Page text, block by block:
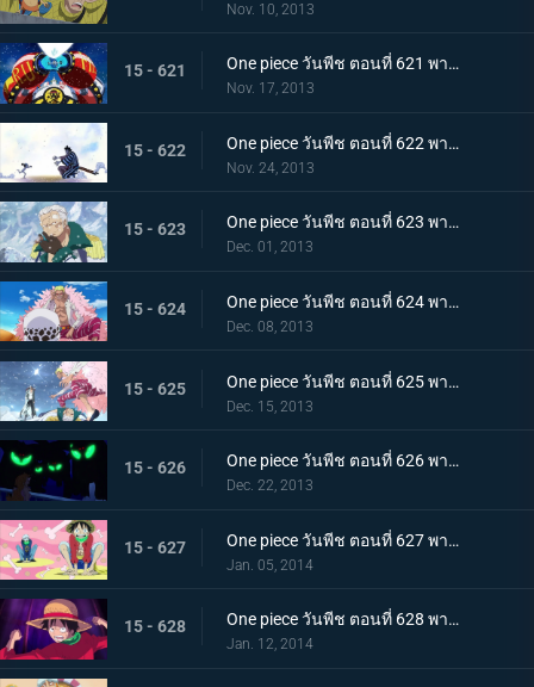
Nov. 10, 2013
15 - 621 One piece วันพีช ตอนที่ 621 พากย์ไทย จับกุมซีซาร์ ระเบิดเจเนรัลแคนนอน
Nov. 17, 2013
15 - 622 One piece วันพีช ตอนที่ 622 พากย์ไทย พบกันอีกครั้งสุดประทับใจ! โมโมโนะสุเกะกับคินเอม่อน
Nov. 24, 2013
15 - 623 One piece วันพีช ตอนที่ 623 พากย์ไทย ถึงยามอำลา ออกเรือจากพังค์ฮาซาร์ด!
Dec. 01, 2013
15 - 624 One piece วันพีช ตอนที่ 624 พากย์ไทย G5 ย่อยยับ! โดฟลามิงโก้จู่โจม!
Dec. 08, 2013
15 - 625 One piece วันพีช ตอนที่ 625 พากย์ไทย ตึงเครียด! อาโอคิยิ ปะทะ โดฟลามิงโก้
Dec. 15, 2013
15 - 626 One piece วันพีช ตอนที่ 626 พากย์ไทย ซีซาร์หายตัวไป! พันธมิตรโจรสลัดจู่โจม
Dec. 22, 2013
15 - 627 One piece วันพีช ตอนที่ 627 พากย์ไทย ลูฟี่ตายในทะเล!? พันธมิตรโจรสลัดแตกหัก
Jan. 05, 2014
15 - 628 One piece วันพีช ตอนที่ 628 พากย์ไทย การพลิกกลับครั้งใหญ่! ลูฟี่ระเบิดหมัดแห่งความโกรธ!!!
Jan. 12, 2014